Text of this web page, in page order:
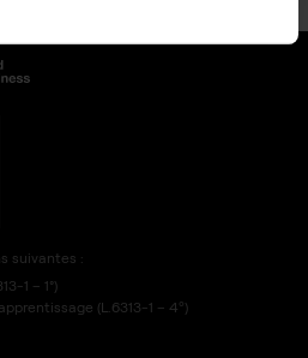
suivantes :
1 – 1°)
(L.6313-1 – 4º)